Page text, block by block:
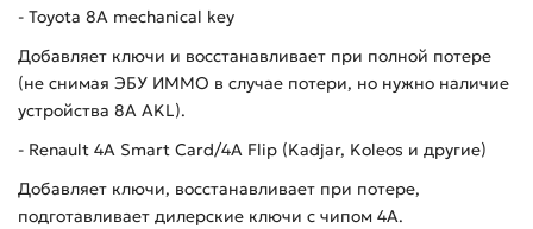
- Toyota 8А mechanical key
Добавляет ключи и восстанавливает при полной потере
(не снимая ЭБУ ИММО в случае потери, но нужно наличие
устройства 8A AKL).
- Renault 4А Smart Card/4A Flip (Kadjar, Koleos и другие)
Добавляет ключи, восстанавливает при потере,
подготавливает дилерские ключи с чипом 4А.